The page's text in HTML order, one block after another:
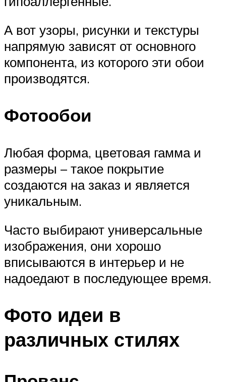
А вот узоры, рисунки и текстуры
напрямую зависят от основного
компонента, из которого эти обои
производятся.
Фотообои
Любая форма, цветовая гамма и
размеры – такое покрытие
создаются на заказ и является
уникальным.
Часто выбирают универсальные
изображения, они хорошо
вписываются в интерьер и не
надоедают в последующее время.
Фото идеи в
различных стилях